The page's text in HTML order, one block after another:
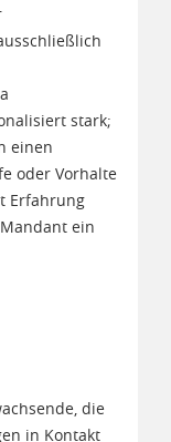
stark;
einen
oder Vorhalte
Erfahrung
ein
die
in Kontakt